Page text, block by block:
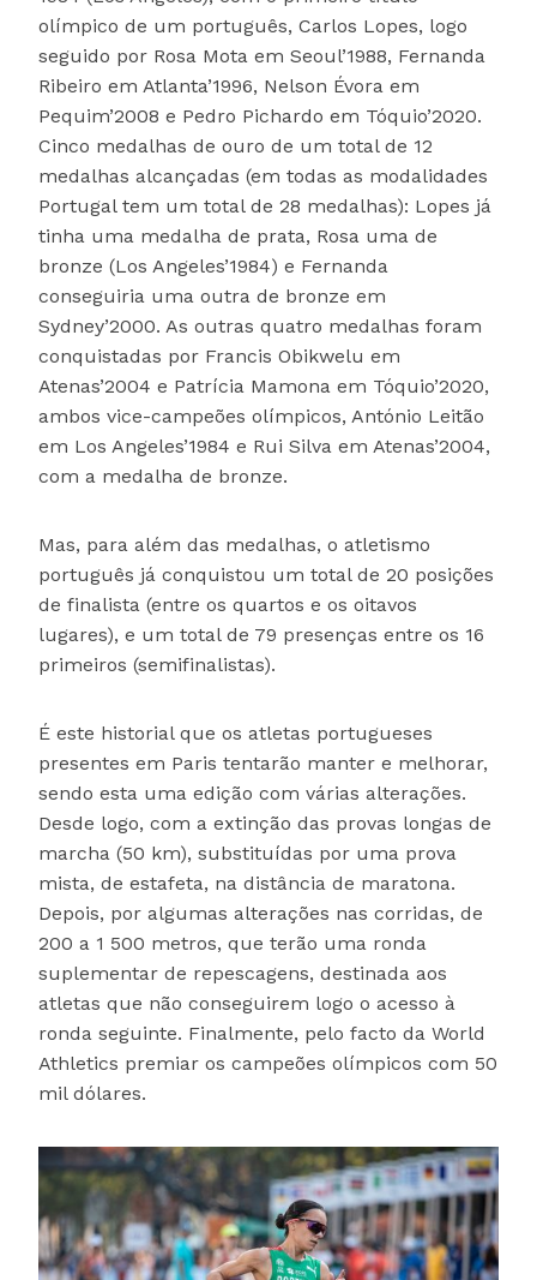
olímpico de um português, Carlos Lopes, logo
seguido por Rosa Mota em Seoul’1988, Fernanda
Ribeiro em Atlanta’1996, Nelson Évora em
Pequim’2008 e Pedro Pichardo em Tóquio’2020.
Cinco medalhas de ouro de um total de 12
medalhas alcançadas (em todas as modalidades
Portugal tem um total de 28 medalhas): Lopes já
tinha uma medalha de prata, Rosa uma de
bronze (Los Angeles’1984) e Fernanda
conseguiria uma outra de bronze em
Sydney’2000. As outras quatro medalhas foram
conquistadas por Francis Obikwelu em
Atenas’2004 e Patrícia Mamona em Tóquio’2020,
ambos vice-campeões olímpicos, António Leitão
em Los Angeles’1984 e Rui Silva em Atenas’2004,
com a medalha de bronze.
Mas, para além das medalhas, o atletismo
português já conquistou um total de 20 posições
de finalista (entre os quartos e os oitavos
lugares), e um total de 79 presenças entre os 16
primeiros (semifinalistas).
É este historial que os atletas portugueses
presentes em Paris tentarão manter e melhorar,
sendo esta uma edição com várias alterações.
Desde logo, com a extinção das provas longas de
marcha (50 km), substituídas por uma prova
mista, de estafeta, na distância de maratona.
Depois, por algumas alterações nas corridas, de
200 a 1 500 metros, que terão uma ronda
suplementar de repescagens, destinada aos
atletas que não conseguirem logo o acesso à
ronda seguinte. Finalmente, pelo facto da World
Athletics premiar os campeões olímpicos com 50
mil dólares.